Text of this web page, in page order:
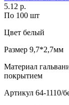
5.12 р.
По 100 шт
Цвет белый
Размер 9,7*2,7мм
Материал
покрытием
Артикул 64-1110/